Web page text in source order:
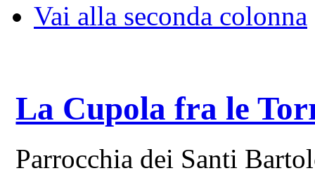
Vai alla seconda colonna
La Cupola fra le
Parrocchia dei Santi